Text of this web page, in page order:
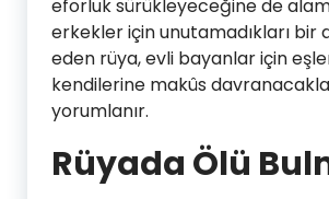
eforluk sürükleyeceğine de
erkekler için unutamadıkları bir
eden rüya, evli bayanlar için
kendilerine makûs
yorumlanır.
Rüyada Ölü